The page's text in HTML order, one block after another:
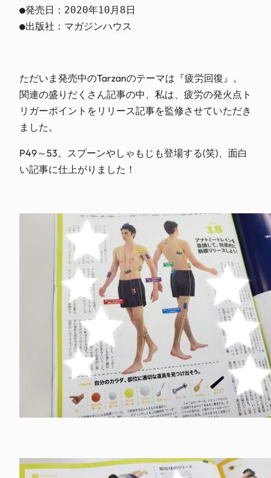
●発売日：2020年10月8日
●出版社：マガジンハウス
ただいま発売中のTarzanのテーマは『疲労回復』。
関連の盛りだくさん記事の中、私は、疲労の発火点ト
リガーポイントをリリース記事を監修させていただき
ました。
P49～53。スプーンやしゃもじも登場する(笑)、面白
い記事に仕上がりました！